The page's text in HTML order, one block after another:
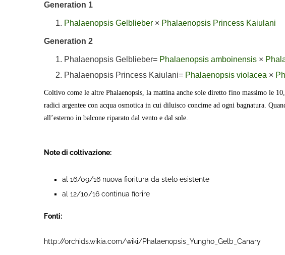
Generation 1
Phalaenopsis Gelblieber × Phalaenopsis Princess Kaiulani
Generation 2
Phalaenopsis Gelblieber= Phalaenopsis amboinensis ×
Phalaenopsis Princess Kaiulani= Phalaenopsis violacea ×
Coltivo come le altre Phalaenopsis, la mattina anche sole diretto fino massimo le
radici argentee con acqua osmotica in cui diluisco concime ad ogni bagnatura.
all’esterno in balcone riparato dal vento e dal sole.
Note di coltivazione:
al 16/09/16 nuova fioritura da stelo esistente
al 12/10/16 continua fiorire
Fonti: ​
http://orchids.wikia.com/wiki/Phalaenopsis_Yungho_Gelb_Canary